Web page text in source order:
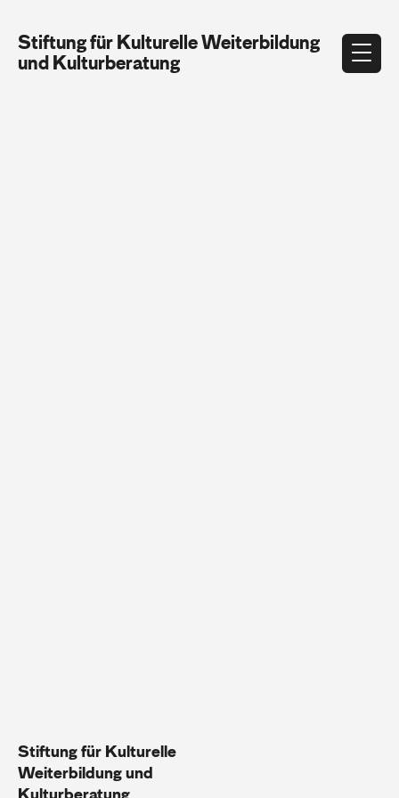
Stiftung für Kulturelle Weiterbildung
und Kulturberatung
Stiftung für Kulturelle
Weiterbildung und
Kulturberatung